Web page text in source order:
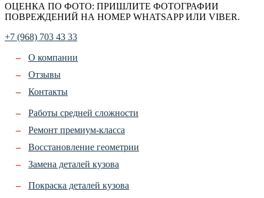
ОЦЕНКА ПО ФОТО: ПРИШЛИТЕ ФОТОГРАФИИ
ПОВРЕЖДЕНИЙ НА НОМЕР WHATSAPP ИЛИ VIBER.
+7 (968) 703 43 33
О компании
Отзывы
Контакты
Работы средней сложности
Ремонт премиум-класса
Восстановление геометрии
Замена деталей кузова
Покраска деталей кузова